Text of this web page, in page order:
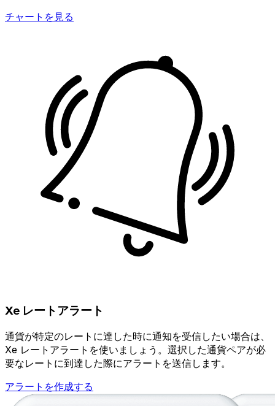
チャートを見る
Xe レートアラート
通貨が特定のレートに達した時に通知を受信したい場合は、
Xe レートアラートを使いましょう。選択した通貨ペアが必
要なレートに到達した際にアラートを送信します。
アラートを作成する